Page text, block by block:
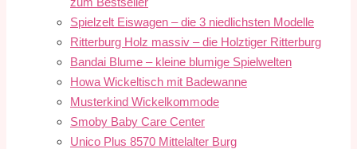
Spielzelt Eiswagen – die 3 niedlichsten Modelle
Ritterburg Holz massiv – die Holztiger Ritterburg
Bandai Blume – kleine blumige Spielwelten
Howa Wickeltisch mit Badewanne
Musterkind Wickelkommode
Smoby Baby Care Center
Unico Plus 8570 Mittelalter Burg